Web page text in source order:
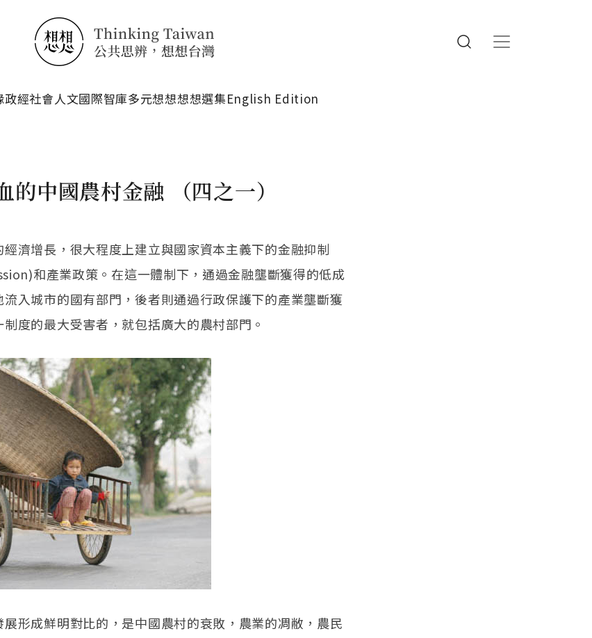
政經社會人文國際智庫多元想想想想選集English Edition
的中國農村金融 （四之一）
濟增長，很大程度上建立與國家資本主義下的金融抑制
和產業政策。在這一體制下，通過金融壟斷獲得的低成
入城市的國有部門，後者則通過行政保護下的產業壟斷獲
度的最大受害者，就包括廣大的農村部門。
形成鮮明對比的，是中國農村的衰敗，農業的凋敝，農民